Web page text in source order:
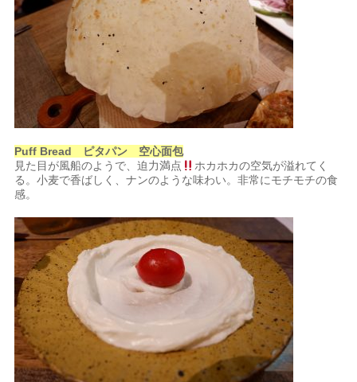
Puff Bread ピタパン 空心面包
見た目が風船のようで、迫力満点
ホカホカの空気が溢れてく
る。小麦で香ばしく、ナンのような味わい。非常にモチモチの食
感。